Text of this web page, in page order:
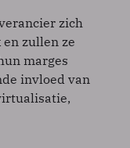
zich
zullen ze
marges
invloed van